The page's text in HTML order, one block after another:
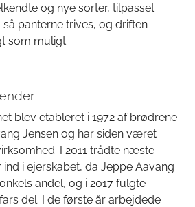
og nye sorter, tilpasset
panterne trives, og driften
som muligt.
blev etableret i 1972 af brødrene
Jensen og har siden været
I 2011 trådte næste
i ejerskabet, da Jeppe Aavang
andel, og i 2017 fulgte
del. I de første år arbejdede